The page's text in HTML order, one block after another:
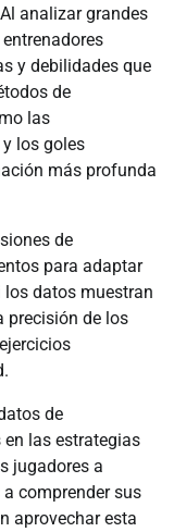
analizar grandes
y debilidades que
de
las
los goles
más profunda
de
para adaptar
los datos muestran
precisión de los
de
las estrategias
jugadores a
comprender sus
aprovechar esta